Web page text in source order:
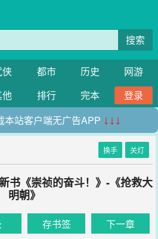
搜索
侠 都市 历史
网游
他 排行 完本
登录
本站客户端无广告APP ↓↓↓
换手 关灯
书《崇祯的奋斗！》-《抢救大
明朝》
存书签 下一章